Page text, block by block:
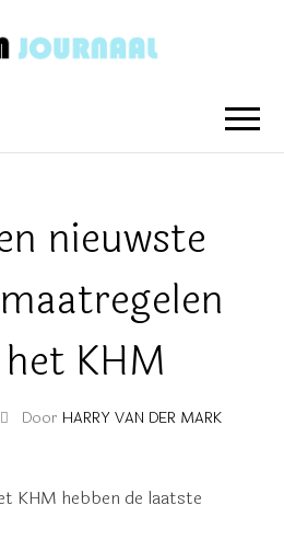
van het Koninklijk
nieuwste
KHM
Door HARRY VAN DER MARK
KHM hebben de laatste